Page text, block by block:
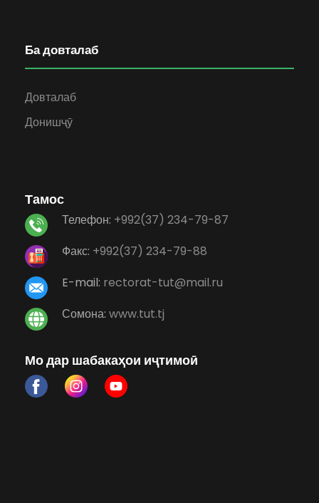
Ба довталаб
Довталаб
Донишҷӯ
Тамос
Телефон: +992(37) 234-79-87
Факс: +992(37) 234-79-88
E-mail: rectorat-tut@mail.ru
Сомона: www.tut.tj
Мо дар шабакаҳои иҷтимоӣ